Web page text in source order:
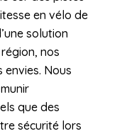
en vélo de
solution
nos
envies. Nous
que des
sécurité lors